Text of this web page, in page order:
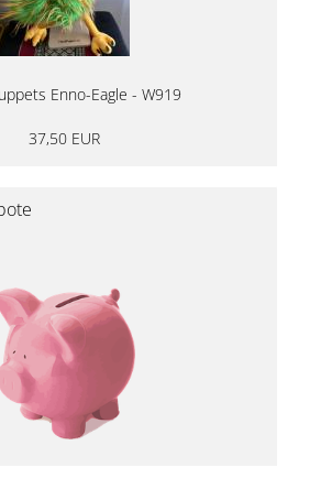
Enno-Eagle - W919
37,50 EUR